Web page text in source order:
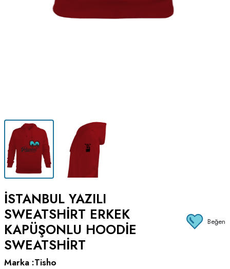
İSTANBUL YAZILI
SWEATSHIRT ERKEK
KAPÜŞONLU HOODIE
SWEATSHIRT
Beğen
Marka :Tisho